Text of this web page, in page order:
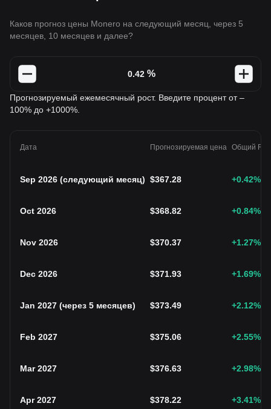
Каков прогноз цены Monero на следующий месяц, через 5
месяцев, 10 месяцев и далее?
%
Прогнозируемый ежемесячный рост. Введите процент от –
100% до +1000%.
Дата Прогнозируемая цена Общий ROI
Sep 2026 (следующий месяц) $367.28 +0.42%
Oct 2026 $368.82 +0.84%
Nov 2026 $370.37 +1.27%
Dec 2026 $371.93 +1.69%
Jan 2027 (через 5 месяцев) $373.49 +2.12%
Feb 2027 $375.06 +2.55%
Mar 2027 $376.63 +2.98%
Apr 2027 $378.22 +3.41%